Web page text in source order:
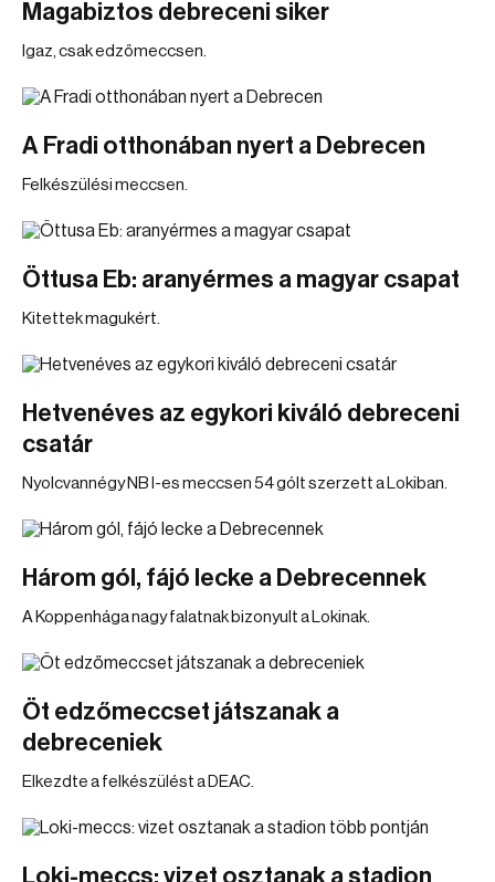
Magabiztos debreceni siker
Igaz, csak edzőmeccsen.
A Fradi otthonában nyert a Debrecen
Felkészülési meccsen.
Öttusa Eb: aranyérmes a magyar csapat
Kitettek magukért.
Hetvenéves az egykori kiváló debreceni
csatár
Nyolcvannégy NB I-es meccsen 54 gólt szerzett a Lokiban.
Három gól, fájó lecke a Debrecennek
A Koppenhága nagy falatnak bizonyult a Lokinak.
Öt edzőmeccset játszanak a
debreceniek
Elkezdte a felkészülést a DEAC.
Loki-meccs: vizet osztanak a stadion